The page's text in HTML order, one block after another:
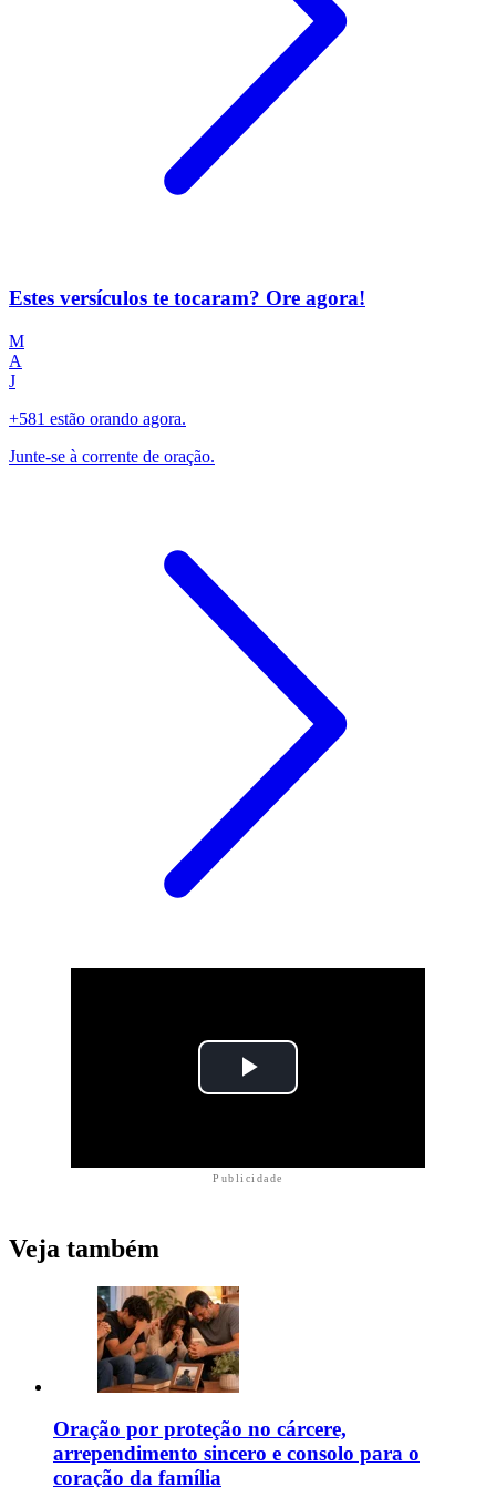
Estes versículos te tocaram? Ore agora!
M
A
J
+581 estão orando agora.
Junte-se à corrente de oração.
Publicidade
Veja também
Oração por proteção no cárcere,
arrependimento sincero e consolo para o
coração da família